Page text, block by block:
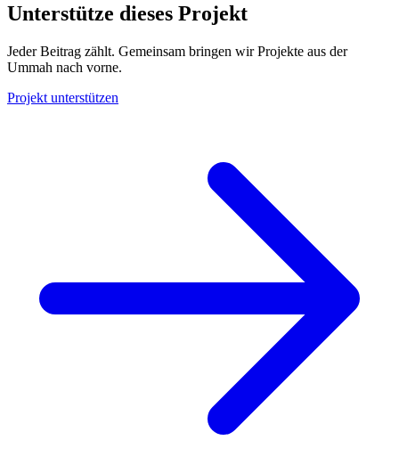
Unterstütze dieses Projekt
Jeder Beitrag zählt. Gemeinsam bringen wir Projekte aus der
Ummah nach vorne.
Projekt unterstützen